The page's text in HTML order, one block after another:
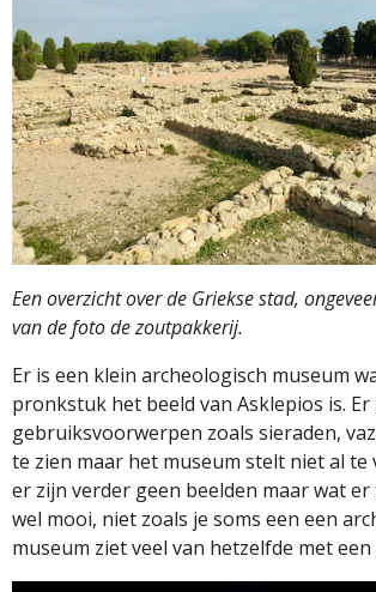
Een overzicht over de Griekse stad,
van de foto de zoutpakkerij.
Er is een klein archeologisch museum
pronkstuk het beeld van Asklepios is. Er
gebruiksvoorwerpen zoals sieraden,
te zien maar het museum stelt niet al te
er zijn verder geen beelden maar wat er
wel mooi, niet zoals je soms een een
museum ziet veel van hetzelfde met